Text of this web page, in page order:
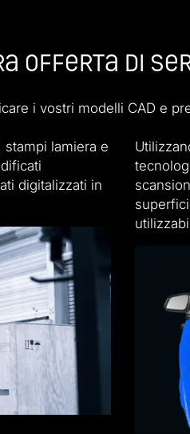
offerta di
i vostri modelli CAD e
stampi lamiera e
digitalizzati in